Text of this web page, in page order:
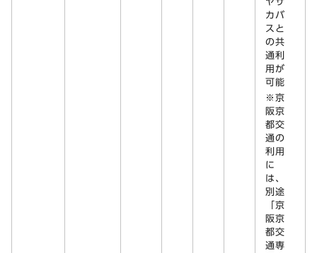
ヤサ
カバ
スと
の共
通利
用が
可能
※京
阪京
都交
通の
利用
に
は、
別途
「京
阪京
都交
通専